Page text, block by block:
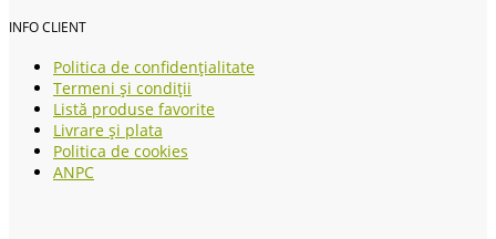
INFO CLIENT
Politica de confidențialitate
Termeni și condiții
Listă produse favorite
Livrare și plata
Politica de cookies
ANPC